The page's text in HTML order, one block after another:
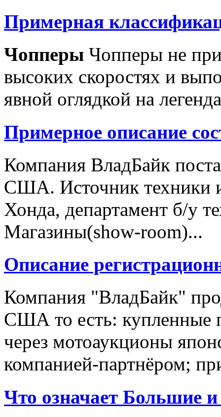
Примерная
Чопперы Чопперы не
высоких скоростях и
явной оглядкой на
Примерное описание
Компания ВладБайк
США. Источник техники
Хонда, департамент б/у
Магазины(show-room)...
Описание
Компания "ВладБайк"
США то есть: купленные
через мотоаукционы
компанией-партнёром;
Что означает Большие